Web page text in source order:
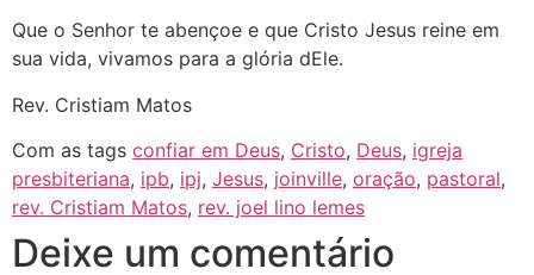
Que o Senhor te abençoe e que Cristo Jesus reine em
sua vida, vivamos para a glória dEle.
Rev. Cristiam Matos
Com as tags confiar em Deus, Cristo, Deus, igreja
presbiteriana, ipb, ipj, Jesus, joinville, oração, pastoral,
rev. Cristiam Matos, rev. joel lino lemes
Deixe um comentário